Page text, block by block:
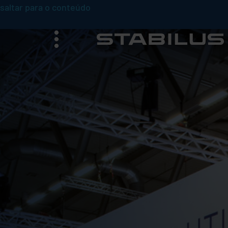
saltar para o conteúdo
menu
a